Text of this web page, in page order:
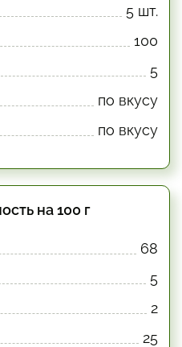
5 шт.
100
5
по вкусу
по вкусу
на 100 г
68
5
2
25